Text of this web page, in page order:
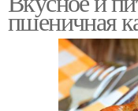
пшеничная